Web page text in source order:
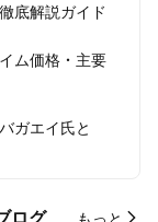
底解説ガイド
ム価格・主要
ガエイ氏と
ログ もっと